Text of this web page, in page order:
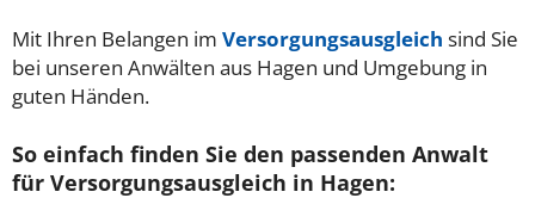
Mit Ihren Belangen im Versorgungsausgleich sind Sie
bei unseren Anwälten aus Hagen und Umgebung in
guten Händen.
So einfach finden Sie den passenden Anwalt
für Versorgungsausgleich in Hagen: